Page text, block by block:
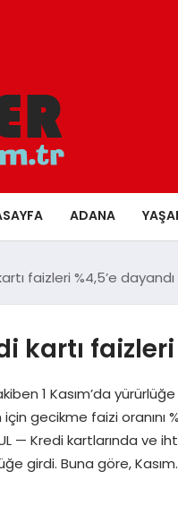
ADANA
faizleri %4,5’e dayandı
faizleri
1 Kasım’da
için gecikme faizi oranını
— Kredi kartlarında ve
girdi. Buna göre,